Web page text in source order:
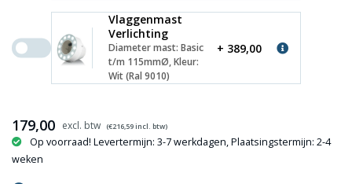
Vlaggenmast
Verlichting
Diameter mast: Basic
t/m 115mmØ, Kleur:
Wit (Ral 9010)
+ 389,00
179,00 (€216,59incl. btw)
Op voorraad! Levertermijn: 3-7 werkdagen, Plaatsingstermijn: 2-4
weken